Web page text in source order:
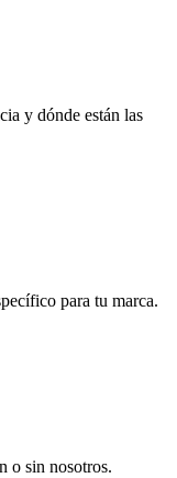
y dónde están las
para tu marca.
o sin nosotros.